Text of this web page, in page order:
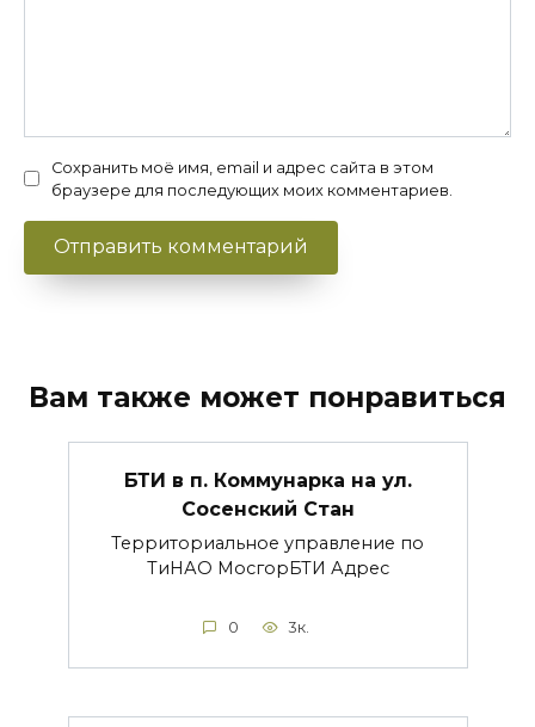
Сохранить моё имя, email и адрес сайта в этом
браузере для последующих моих комментариев.
Вам также может понравиться
БТИ в п. Коммунарка на ул.
Сосенский Стан
Территориальное управление по
ТиНАО МосгорБТИ Адрес
0 3к.